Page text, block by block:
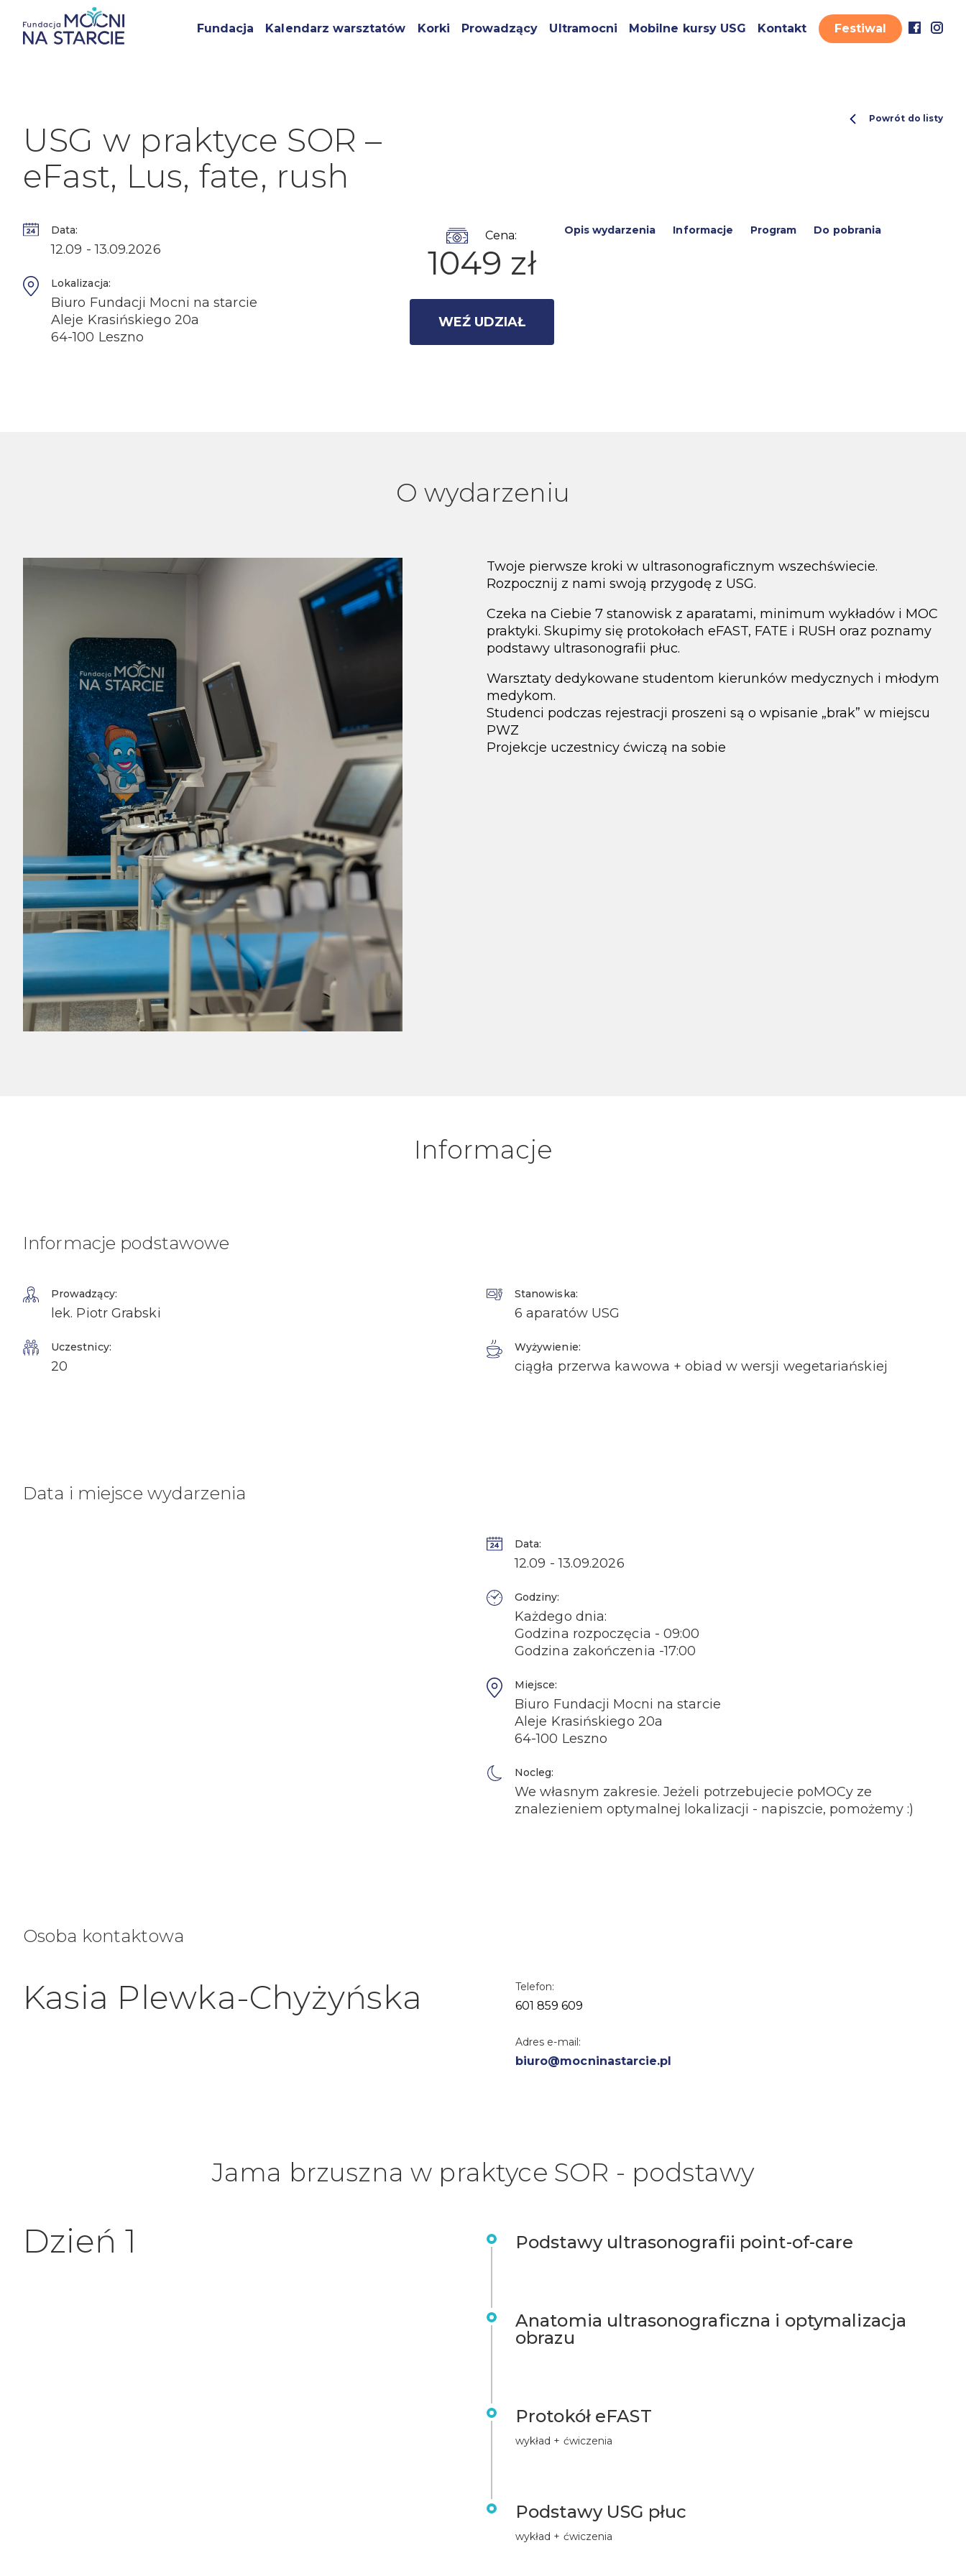
Fundacja Kalendarz warsztatów Korki Prowadzący Ultramocni Mobilne kursy USG Kontakt Festiwal
USG w praktyce SOR –
eFast, Lus, fate, rush
Powrót do listy
Data:
12.09 - 13.09.2026
Lokalizacja:
Biuro Fundacji Mocni na starcie
Aleje Krasińskiego 20a
64-100 Leszno
Cena:
1049 zł
WEŹ UDZIAŁ
Opis wydarzenia Informacje Program Do pobrania
O wydarzeniu
Twoje pierwsze kroki w ultrasonograficznym wszechświecie.
Rozpocznij z nami swoją przygodę z USG.
Czeka na Ciebie 7 stanowisk z aparatami, minimum wykładów i MOC
praktyki. Skupimy się protokołach eFAST, FATE i RUSH oraz poznamy
podstawy ultrasonografii płuc.
Warsztaty dedykowane studentom kierunków medycznych i młodym
medykom.
Studenci podczas rejestracji proszeni są o wpisanie „brak” w miejscu
PWZ
Projekcje uczestnicy ćwiczą na sobie
Informacje
Informacje podstawowe
Prowadzący:
lek. Piotr Grabski
Uczestnicy:
20
Stanowiska:
6 aparatów USG
Wyżywienie:
ciągła przerwa kawowa + obiad w wersji wegetariańskiej
Data i miejsce wydarzenia
Data:
12.09 - 13.09.2026
Godziny:
Każdego dnia:
Godzina rozpoczęcia - 09:00
Godzina zakończenia -17:00
Miejsce:
Biuro Fundacji Mocni na starcie
Aleje Krasińskiego 20a
64-100 Leszno
Nocleg:
We własnym zakresie. Jeżeli potrzebujecie poMOCy ze
znalezieniem optymalnej lokalizacji - napiszcie, pomożemy :)
Osoba kontaktowa
Kasia Plewka-Chyżyńska Telefon:
601 859 609
Adres e-mail:
biuro@mocninastarcie.pl
Jama brzuszna w praktyce SOR - podstawy
Dzień 1 Podstawy ultrasonografii point-of-care
Anatomia ultrasonograficzna i optymalizacja
obrazu
Protokół eFAST
wykład + ćwiczenia
Podstawy USG płuc
wykład + ćwiczenia